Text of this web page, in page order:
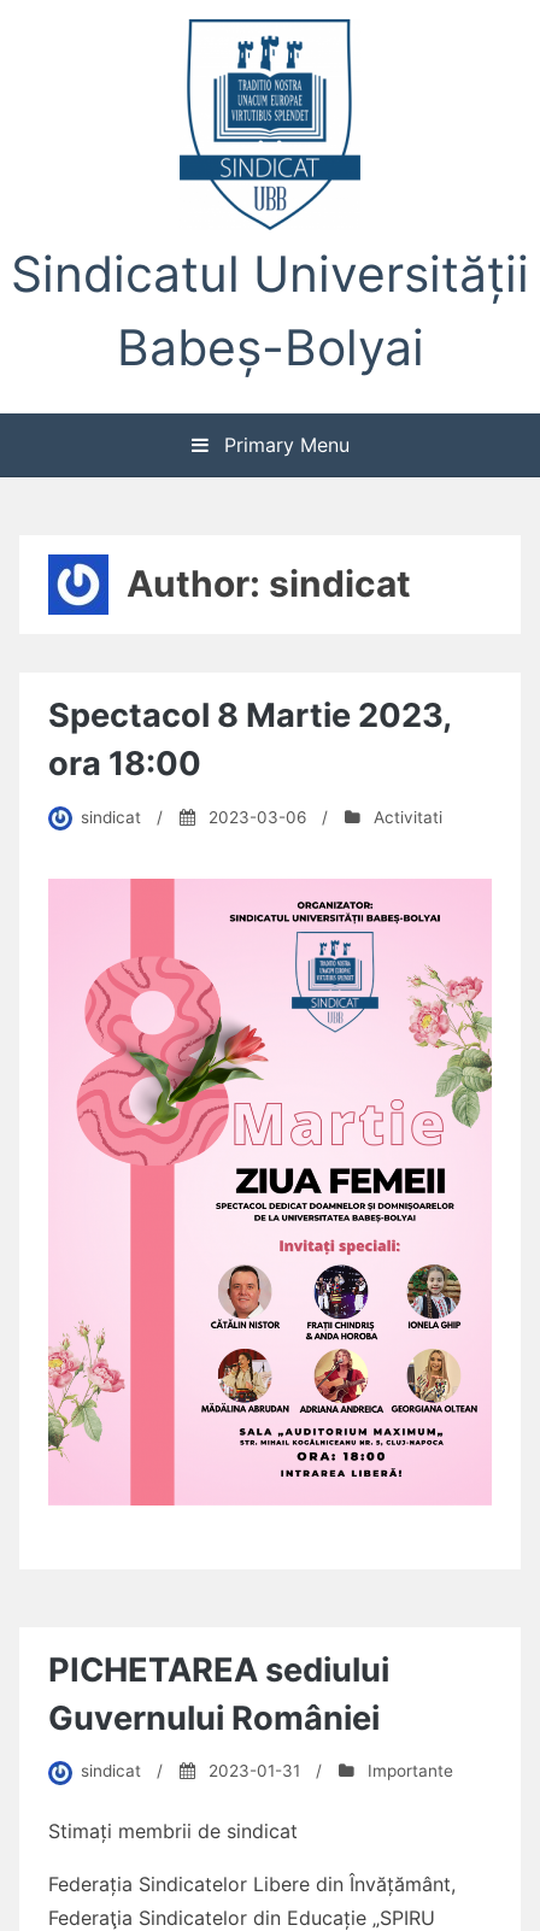
Sindicatul Universității
Babeș-Bolyai
Primary Menu
Author: sindicat
Spectacol 8 Martie 2023,
ora 18:00
sindicat / 2023-03-06 / Activitati
PICHETAREA sediului
Guvernului României
sindicat / 2023-01-31 / Importante
Stimați membrii de sindicat
Federația Sindicatelor Libere din Învățământ,
Federaţia Sindicatelor din Educație „SPIRU